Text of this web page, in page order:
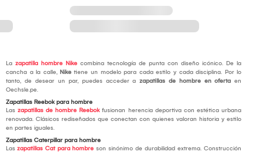
Lazapatilla hombre Nike combina tecnología de punta con diseño icónico. De la
cancha a la calle, Niketiene un modelo para cada estilo y cada disciplina. Por lo
tanto, de desear un par, puedes acceder azapatillas de hombre en oferta en
Oechsle.pe.
Zapatillas Reebok para hombre
Laszapatillas de hombre Reebokfusionan herencia deportiva con estética urbana
renovada. Clásicos rediseñados que conectan con quienes valoran historia y estilo
en partes iguales.
Zapatillas Caterpillar para hombre
Laszapatillas Cat para hombre son sinónimo de durabilidad extrema. Construcción